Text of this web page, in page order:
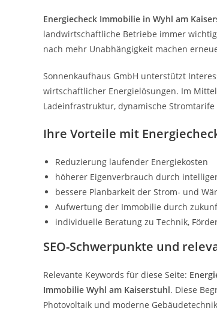
Energiecheck Immobilie in Wyhl am
landwirtschaftliche Betriebe immer
nach mehr Unabhängigkeit machen
Sonnenkaufhaus GmbH unterstützt
wirtschaftlicher Energielösungen. Im
Ladeinfrastruktur, dynamische
Ihre Vorteile mit
Reduzierung laufender Energiekosten
höherer Eigenverbrauch durch
bessere Planbarkeit der Strom- und
Aufwertung der Immobilie durch
individuelle Beratung zu Technik,
SEO-Schwerpunkte und
Relevante Keywords für diese Seite:
Immobilie Wyhl am Kaiserstuhl. Diese
Photovoltaik und moderne